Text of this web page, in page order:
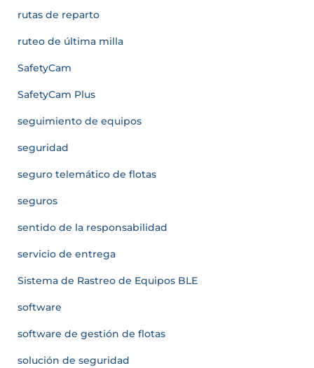
rutas de reparto
ruteo de última milla
SafetyCam
SafetyCam Plus
seguimiento de equipos
seguridad
seguro telemático de flotas
seguros
sentido de la responsabilidad
servicio de entrega
Sistema de Rastreo de Equipos BLE
software
software de gestión de flotas
solución de seguridad